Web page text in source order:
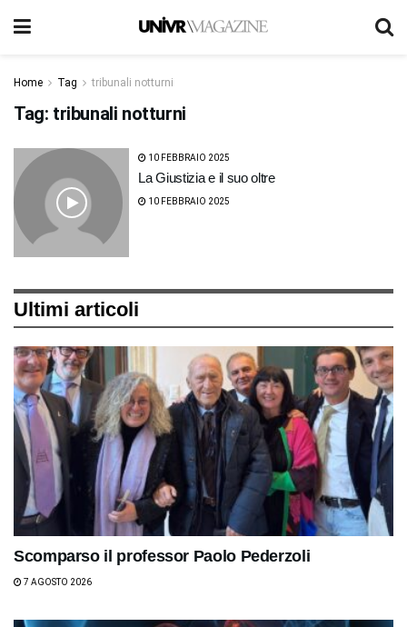
Home Tag tribunali notturni
Tag: tribunali notturni
10 FEBBRAIO 2025
La Giustizia e il suo oltre
10 FEBBRAIO 2025
Ultimi articoli
Scomparso il professor Paolo Pederzoli
7 AGOSTO 2026